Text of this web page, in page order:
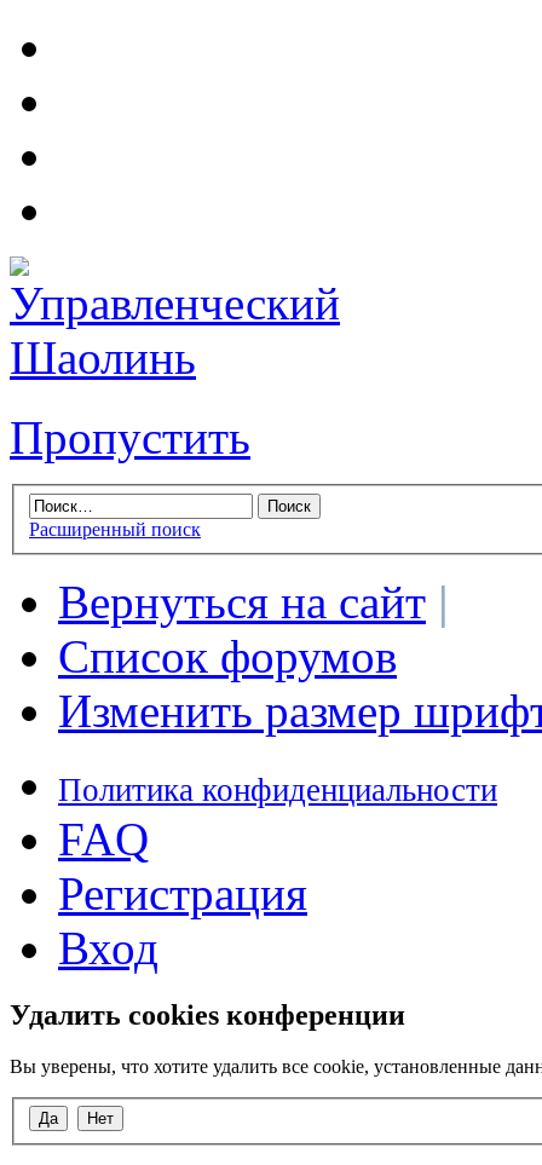
Пропустить
Расширенный поиск
Вернуться на сайт |
Список форумов
Изменить размер
Политика конфиденциальности
FAQ
Регистрация
Вход
Удалить cookies конференции
Вы уверены, что хотите удалить все cookie, установленные